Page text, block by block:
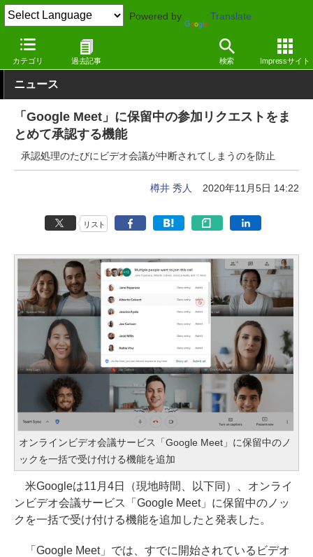
Powered by Translate
カテゴリ 過去記事 検索 Impressサイト
窓の杜 オフィス・ドキュメント Webサービス
ニュース
「Google Meet」に保留中の参加リクエストをま
とめて承認する機能
承認処理のたびにビデオ会議が中断されてしまうのを防止
樽井 秀人 2020年11月5日 14:22
リスト
オンラインビデオ会議サービス「Google Meet」に保留中のノ
ックを一括で受け付ける機能を追加
米Googleは11月4日（現地時間、以下同）、オンライ
ンビデオ会議サービス「Google Meet」に保留中のノッ
クを一括で受け付ける機能を追加したと発表した。
「Google Meet」では、すでに開始されているビデオ